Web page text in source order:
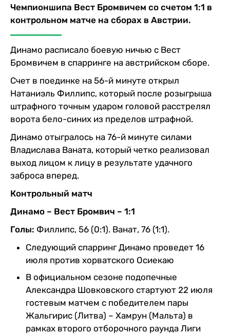
Чемпионшипа Вест Бромвичем со счетом 1:1 в
контрольном матче на сборах в Австрии.
Динамо расписало боевую ничью с Вест
Бромвичем в спарринге на австрийском сборе.
Счет в поединке на 56-й минуте открыл
Натаниэль Филлипс, который после розыгрыша
штрафного точным ударом головой расстрелял
ворота бело-синих из пределов штрафной.
Динамо отыгралось на 76-й минуте силами
Владислава Ваната, который четко реализовал
выход лицом к лицу в результате удачного
заброса вперед.
Контрольный матч
Динамо – Вест Бромвич – 1:1
Голы: Филлипс, 56 (0:1). Ванат, 76 (1:1).
Следующий спарринг Динамо проведет 16
июля против хорватского Осиекаю
В официальном сезоне подопечные
Александра Шовковского стартуют 22 июля
гостевым матчем с победителем пары
Жальгирис (Литва) – Хамрун (Мальта) в
рамках второго отборочного раунда Лиги